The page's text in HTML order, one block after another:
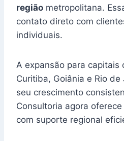
região metropolitana.
contato direto com
individuais.
A expansão para capitais
Curitiba, Goiânia e Rio
seu crescimento
Consultoria agora oferece
com suporte regional